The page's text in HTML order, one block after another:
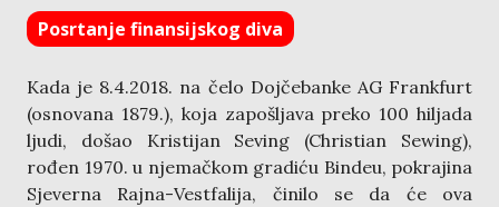
Posrtanje finansijskog diva
Kada je 8.4.2018. na čelo Dojčebanke AG Frankfurt
(osnovana 1879.), koja zapošljava preko 100 hiljada
ljudi, došao Kristijan Seving (Christian Sewing),
rođen 1970. u njemačkom gradiću Bindeu, pokrajina
Sjeverna Rajna-Vestfalija, činilo se da će ova